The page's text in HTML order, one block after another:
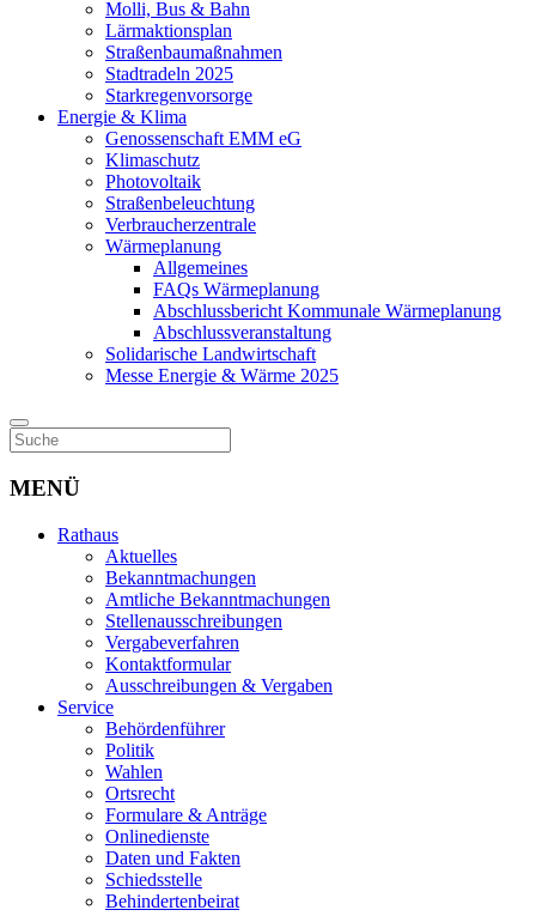
Molli, Bus & Bahn
Lärmaktionsplan
Straßenbaumaßnahmen
Stadtradeln 2025
Starkregenvorsorge
Energie & Klima
Genossenschaft EMM eG
Klimaschutz
Photovoltaik
Straßenbeleuchtung
Verbraucherzentrale
Wärmeplanung
Allgemeines
FAQs Wärmeplanung
Abschlussbericht Kommunale Wärmeplanung
Abschlussveranstaltung
Solidarische Landwirtschaft
Messe Energie & Wärme 2025
MENÜ
Rathaus
Aktuelles
Bekanntmachungen
Amtliche Bekanntmachungen
Stellenausschreibungen
Vergabeverfahren
Kontaktformular
Ausschreibungen & Vergaben
Service
Behördenführer
Politik
Wahlen
Ortsrecht
Formulare & Anträge
Onlinedienste
Daten und Fakten
Schiedsstelle
Behindertenbeirat